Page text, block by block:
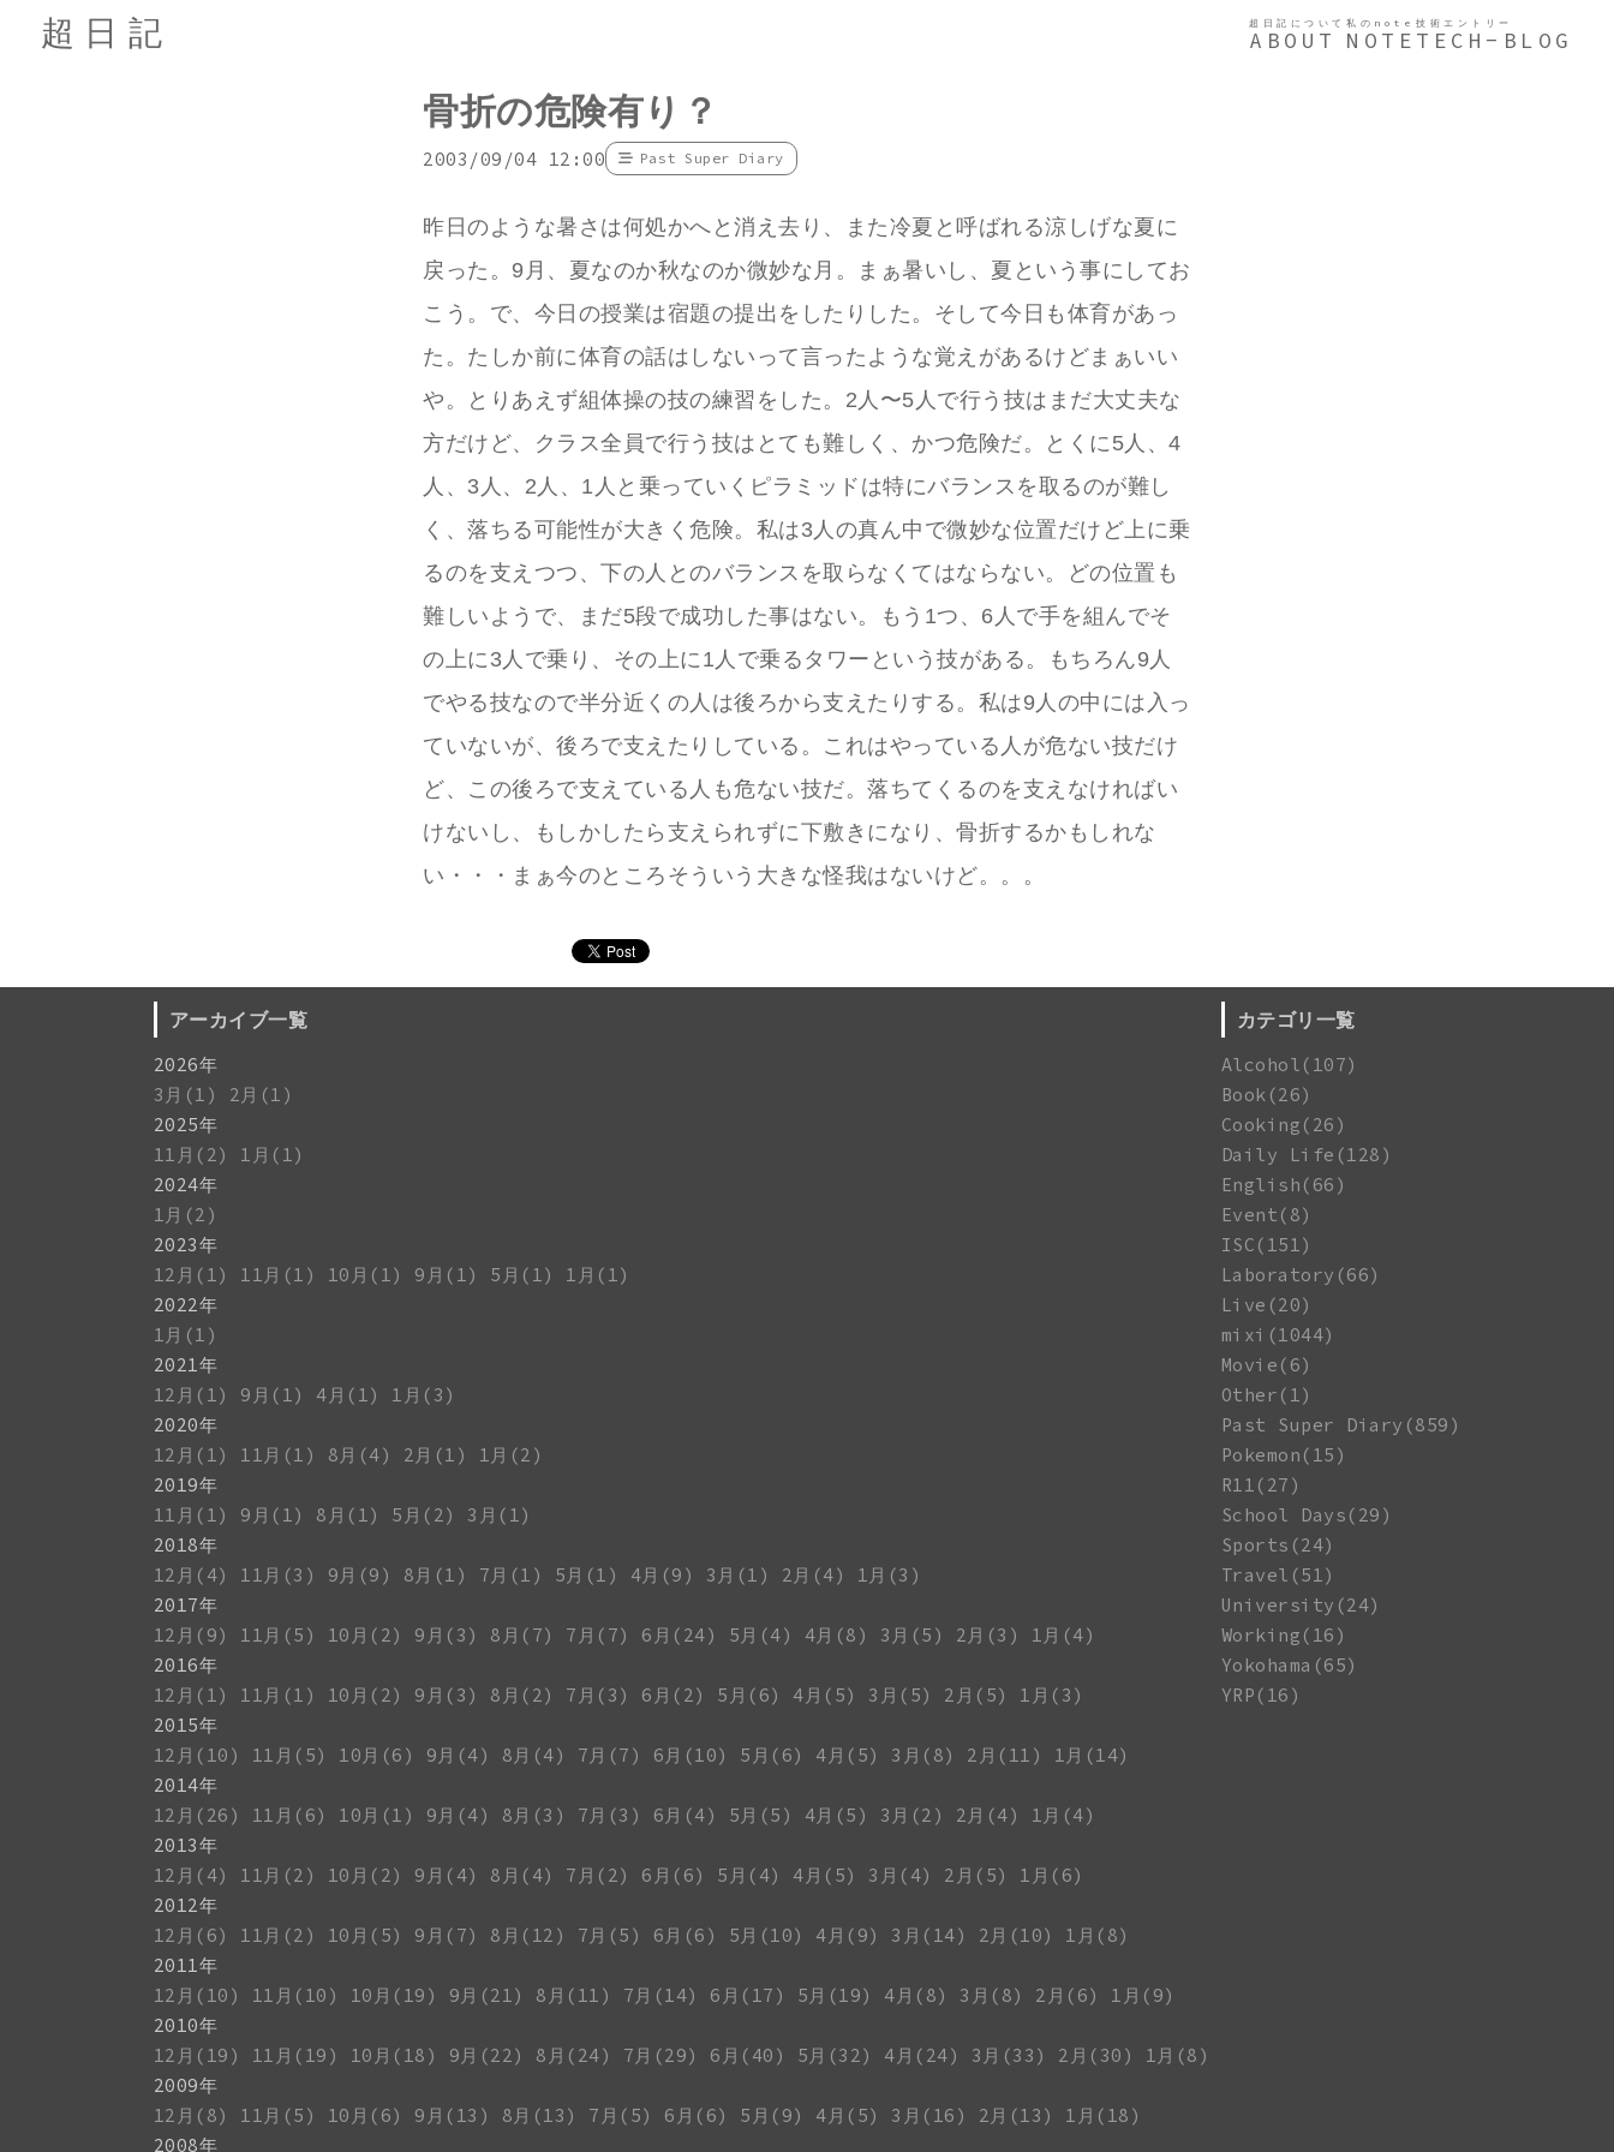
超日記 超日記について
ABOUT
私のnote
NOTE
技術エントリー
TECH-BLOG
骨折の危険有り？
2003/09/04 12:00 Past Super Diary
昨日のような暑さは何処かへと消え去り、また冷夏と呼ばれる涼しげな夏に
戻った。9月、夏なのか秋なのか微妙な月。まぁ暑いし、夏という事にしてお
こう。で、今日の授業は宿題の提出をしたりした。そして今日も体育があっ
た。たしか前に体育の話はしないって言ったような覚えがあるけどまぁいい
や。とりあえず組体操の技の練習をした。2人〜5人で行う技はまだ大丈夫な
方だけど、クラス全員で行う技はとても難しく、かつ危険だ。とくに5人、4
人、3人、2人、1人と乗っていくピラミッドは特にバランスを取るのが難し
く、落ちる可能性が大きく危険。私は3人の真ん中で微妙な位置だけど上に乗
るのを支えつつ、下の人とのバランスを取らなくてはならない。どの位置も
難しいようで、まだ5段で成功した事はない。もう1つ、6人で手を組んでそ
の上に3人で乗り、その上に1人で乗るタワーという技がある。もちろん9人
でやる技なので半分近くの人は後ろから支えたりする。私は9人の中には入っ
ていないが、後ろで支えたりしている。これはやっている人が危ない技だけ
ど、この後ろで支えている人も危ない技だ。落ちてくるのを支えなければい
けないし、もしかしたら支えられずに下敷きになり、骨折するかもしれな
い・・・まぁ今のところそういう大きな怪我はないけど。。。
アーカイブ一覧
2026年
3月(1)
2月(1)
2025年
11月(2)
1月(1)
2024年
1月(2)
2023年
12月(1)
11月(1) 10月(1) 9月(1) 5月(1)
1月(1)
2022年
1月(1)
2021年
12月(1)
9月(1) 4月(1)
1月(3)
2020年
12月(1)
11月(1) 8月(4) 2月(1)
1月(2)
2019年
11月(1)
9月(1) 8月(1) 5月(2)
3月(1)
2018年
12月(4)
11月(3) 9月(9) 8月(1) 7月(1) 5月(1) 4月(9) 3月(1) 2月(4)
1月(3)
2017年
12月(9)
11月(5) 10月(2) 9月(3) 8月(7) 7月(7) 6月(24) 5月(4) 4月(8) 3月(5) 2月(3)
1月(4)
2016年
12月(1)
11月(1) 10月(2) 9月(3) 8月(2) 7月(3) 6月(2) 5月(6) 4月(5) 3月(5) 2月(5)
1月(3)
2015年
12月(10)
11月(5) 10月(6) 9月(4) 8月(4) 7月(7) 6月(10) 5月(6) 4月(5) 3月(8) 2月(11)
1月(14)
2014年
12月(26)
11月(6) 10月(1) 9月(4) 8月(3) 7月(3) 6月(4) 5月(5) 4月(5) 3月(2) 2月(4)
1月(4)
2013年
12月(4)
11月(2) 10月(2) 9月(4) 8月(4) 7月(2) 6月(6) 5月(4) 4月(5) 3月(4) 2月(5)
1月(6)
2012年
12月(6)
11月(2) 10月(5) 9月(7) 8月(12) 7月(5) 6月(6) 5月(10) 4月(9) 3月(14) 2月(10)
1月(8)
2011年
12月(10)
11月(10) 10月(19) 9月(21) 8月(11) 7月(14) 6月(17) 5月(19) 4月(8) 3月(8) 2月(6)
1月(9)
2010年
12月(19)
11月(19) 10月(18) 9月(22) 8月(24) 7月(29) 6月(40) 5月(32) 4月(24) 3月(33) 2月(30)
1月(8)
2009年
12月(8)
11月(5) 10月(6) 9月(13) 8月(13) 7月(5) 6月(6) 5月(9) 4月(5) 3月(16) 2月(13)
1月(18)
2008年
カテゴリ一覧
Alcohol(107)
Book(26)
Cooking(26)
Daily Life(128)
English(66)
Event(8)
ISC(151)
Laboratory(66)
Live(20)
mixi(1044)
Movie(6)
Other(1)
Past Super Diary(859)
Pokemon(15)
R11(27)
School Days(29)
Sports(24)
Travel(51)
University(24)
Working(16)
Yokohama(65)
YRP(16)